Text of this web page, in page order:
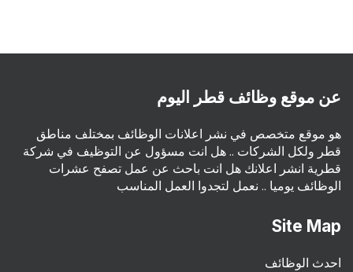
عن موقع وظائف قطر اليوم
هو موقع متخصص في نشر اعلانات الوظائف بمختلف مناطق
قطر ولكل الشركات .. هل انت مسؤول عن التوظيف في شركة
قطرية انشر اعلانك هل انت باحث عن عمل تصفح عشرات
الوظائف يوميا .. نعمل لتجدوا العمل المناسب
Site Map
احدث الوظائف